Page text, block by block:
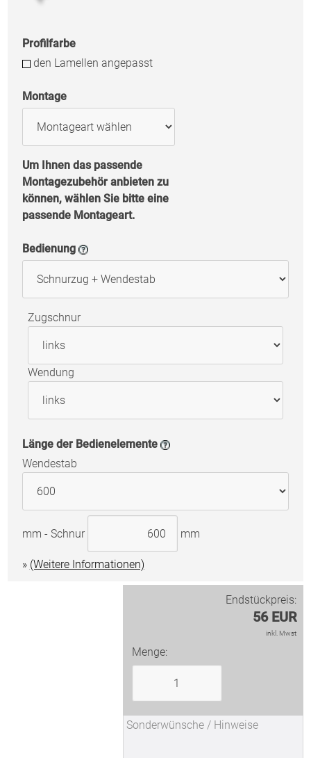
Profilfarbe
den Lamellen angepasst
Montage
Um Ihnen das passende
Montagezubehör anbieten zu
können, wählen Sie bitte eine
passende Montageart.
Bedienung
Zugschnur
Wendung
Länge der Bedienelemente
Wendestab
mm - Schnur mm
(Weitere Informationen)
Endstückpreis:
56 EUR
inkl. Mwst
Menge: